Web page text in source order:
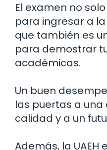
El examen no
para ingresar a
que también es
para demostrar
académicas.
Un buen
las puertas a
calidad y a un
Además, la